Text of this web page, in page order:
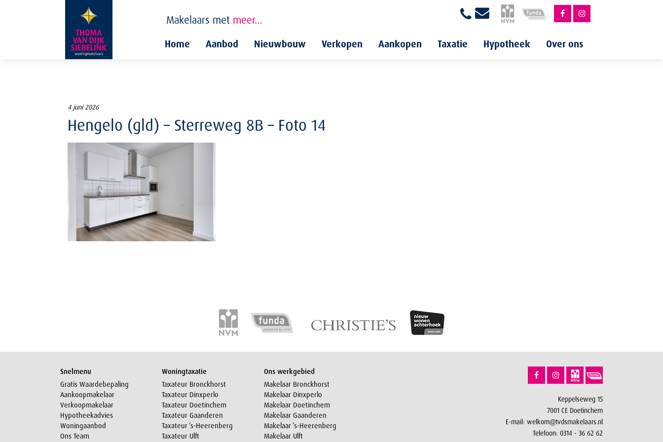
Makelaars met meer…
Home Aanbod Nieuwbouw Verkopen Aankopen Taxatie Hypotheek Over ons
4 juni 2026
Hengelo (gld) – Sterreweg 8B – Foto 14
Snelmenu
Gratis Waardebepaling
Aankoopmakelaar
Verkoopmakelaar
Hypotheekadvies
Woningaanbod
Ons Team
Woningtaxatie
Taxateur Bronckhorst
Taxateur Dinxperlo
Taxateur Doetinchem
Taxateur Gaanderen
Taxateur ‘s-Heerenberg
Taxateur Ulft
Ons werkgebied
Makelaar Bronckhorst
Makelaar Dinxperlo
Makelaar Doetinchem
Makelaar Gaanderen
Makelaar ‘s-Heerenberg
Makelaar Ulft
Keppelseweg 15
7001 CE Doetinchem
E-mail: welkom@tvdsmakelaars.nl
Telefoon: 0314 - 36 62 62